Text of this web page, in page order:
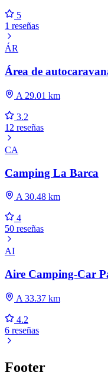
5
1 reseñas
ÁR
Área de
A 29.01 km
3.2
12 reseñas
CA
Camping La Barca
A 30.48 km
4
50 reseñas
AI
Aire Camping-Car
A 33.37 km
4.2
6 reseñas
Footer